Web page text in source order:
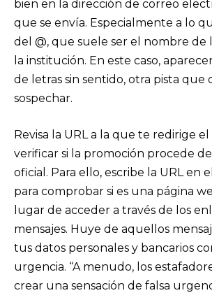
bien en la dirección de correo
que se envía. Especialmente a lo
del @, que suele ser el nombre de
la institución. En este caso,
de letras sin sentido, otra pista que
sospechar.
Revisa la URL a la que te redirige
verificar si la promoción procede
oficial. Para ello, escribe la URL en
para comprobar si es una página
lugar de acceder a través de los
mensajes. Huye de aquellos
tus datos personales y bancarios
urgencia. “A menudo, los
crear una sensación de falsa